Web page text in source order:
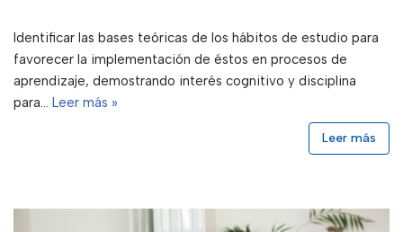
Identificar las bases teóricas de los hábitos de estudio para
favorecer la implementación de éstos en procesos de
aprendizaje, demostrando interés cognitivo y disciplina
para… Leer más »
Leer más